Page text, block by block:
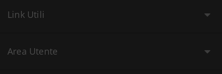
Link Utili
Area Utente